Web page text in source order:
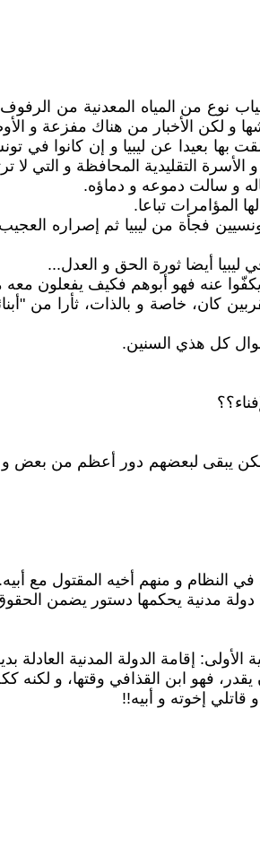
نوع من المياه المعدنية من
و لكن الأخبار من هناك
ألقت بها بعيدا عن ليبيا و إن
التقليدية المحافظة و التي لا
المؤامرات تباعا.
فجأة من ليبيا ثم إصراره
ليبيا أيضا ثورة الحق و العدل...
عنه فهو أبوهم فكيف يفعلون معه
كان، خاصة و بالذات، ثأرا من
كل هذي السنين.
يبقى لبعضهم دور أعظم من بعض و
النظام و منهم أخيه المقتول مع أبيه.
مدنية يحكمها دستور يضمن
إقامة الدولة المدنية العادلة
فهو ابن القذافي وقتها، و لكنه
قاتلي إخوته و أبيه!!